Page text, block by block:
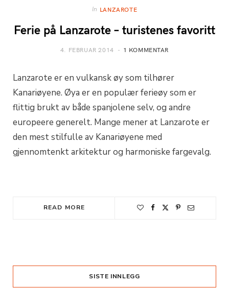
In LANZAROTE
Ferie på Lanzarote – turistenes favoritt
4. FEBRUAR 2014 1 KOMMENTAR
Lanzarote er en vulkansk øy som tilhører
Kanariøyene. Øya er en populær ferieøy som er
flittig brukt av både spanjolene selv, og andre
europeere generelt. Mange mener at Lanzarote er
den mest stilfulle av Kanariøyene med
gjennomtenkt arkitektur og harmoniske fargevalg.
READ MORE
SISTE INNLEGG